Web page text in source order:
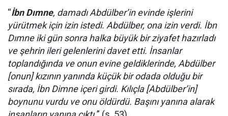
“İbn Dımne, damadı Abdülber’in evinde işlerini
yürütmek için izin istedi. Abdülber, ona izin verdi. İbn
Dımne iki gün sonra halka büyük bir ziyafet hazırladı
ve şehrin ileri gelenlerini davet etti. İnsanlar
toplandığında ve onun evine geldiklerinde, Abdülber
[onun] kızının yanında küçük bir odada olduğu bir
sırada, İbn Dimne içeri girdi. Kılıçla [Abdülber’in]
boynunu vurdu ve onu öldürdü. Başını yanına alarak